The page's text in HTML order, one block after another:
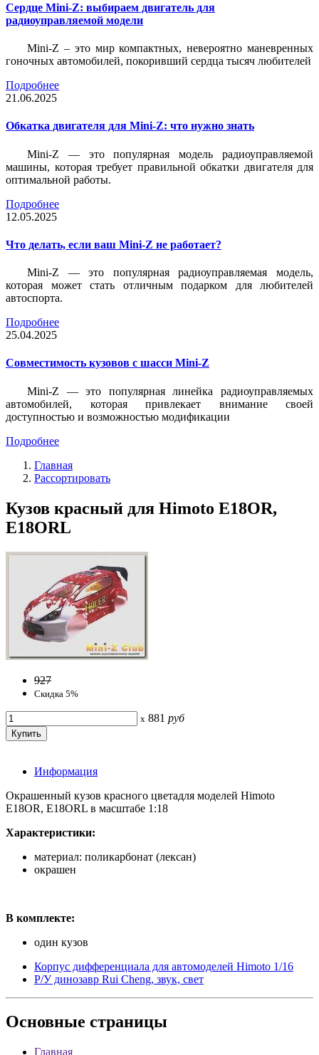
Сердце Mini-Z: выбираем двигатель для
радиоуправляемой модели
Mini-Z – это мир компактных, невероятно маневренных
гоночных автомобилей, покоривший сердца тысяч любителей
Подробнее
21.06.2025
Обкатка двигателя для Mini-Z: что нужно знать
Mini-Z — это популярная модель радиоуправляемой
машины, которая требует правильной обкатки двигателя для
оптимальной работы.
Подробнее
12.05.2025
Что делать, если ваш Mini-Z не работает?
Mini-Z — это популярная радиоуправляемая модель,
которая может стать отличным подарком для любителей
автоспорта.
Подробнее
25.04.2025
Совместимость кузовов с шасси Mini-Z
Mini-Z — это популярная линейка радиоуправляемых
автомобилей, которая привлекает внимание своей
доступностью и возможностью модификации
Подробнее
Главная
Рассортировать
Кузов красный для Himoto E18OR,
E18ORL
927
Скидка 5%
x 881 руб
Информация
Окрашенный кузов красного цветадля моделей Himoto
E18OR, E18ORL в масштабе 1:18
Характеристики:
материал: поликарбонат (лексан)
окрашен
В комплекте:
один кузов
Корпус дифференциала для автомоделей Himoto 1/16
Р/У динозавр Rui Cheng, звук, свет
Основные страницы
Главная